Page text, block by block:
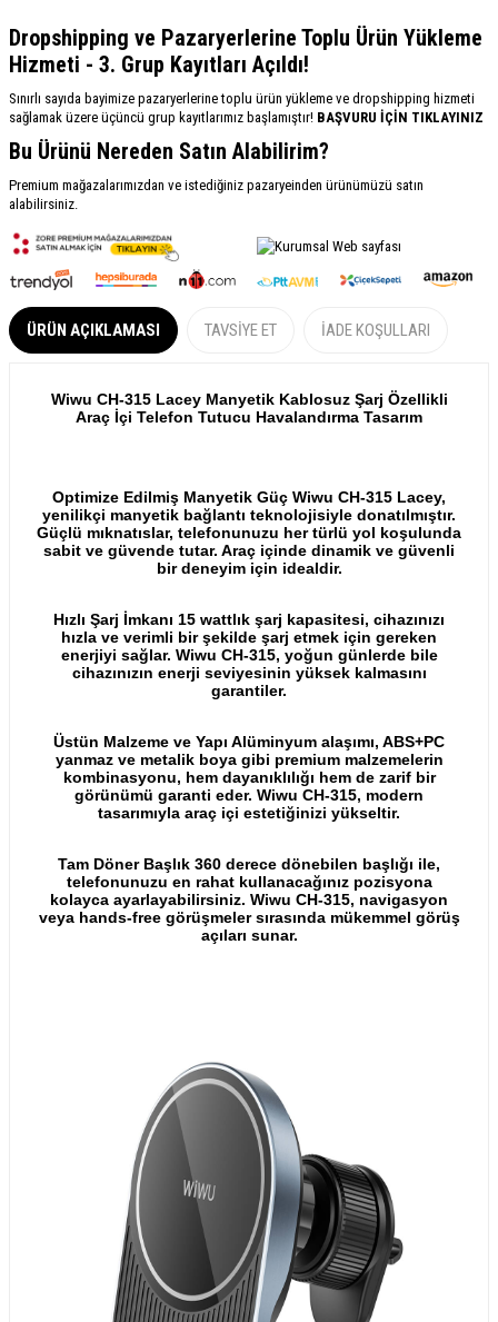
Dropshipping ve Pazaryerlerine Toplu Ürün Yükleme
Hizmeti - 3. Grup Kayıtları Açıldı!
Sınırlı sayıda bayimize pazaryerlerine toplu ürün yükleme ve dropshipping hizmeti
sağlamak üzere üçüncü grup kayıtlarımız başlamıştır! BAŞVURU İÇİN TIKLAYINIZ
Bu Ürünü Nereden Satın Alabilirim?
Premium mağazalarımızdan ve istediğiniz pazaryeinden ürünümüzü satın
alabilirsiniz.
ÜRÜN AÇIKLAMASI TAVSIYE ET İADE KOŞULLARI
Wiwu CH-315 Lacey Manyetik Kablosuz Şarj Özellikli
Araç İçi Telefon Tutucu Havalandırma Tasarım
Optimize Edilmiş Manyetik Güç Wiwu CH-315 Lacey,
yenilikçi manyetik bağlantı teknolojisiyle donatılmıştır.
Güçlü mıknatıslar, telefonunuzu her türlü yol koşulunda
sabit ve güvende tutar. Araç içinde dinamik ve güvenli
bir deneyim için idealdir.
Hızlı Şarj İmkanı 15 wattlık şarj kapasitesi, cihazınızı
hızla ve verimli bir şekilde şarj etmek için gereken
enerjiyi sağlar. Wiwu CH-315, yoğun günlerde bile
cihazınızın enerji seviyesinin yüksek kalmasını
garantiler.
Üstün Malzeme ve Yapı Alüminyum alaşımı, ABS+PC
yanmaz ve metalik boya gibi premium malzemelerin
kombinasyonu, hem dayanıklılığı hem de zarif bir
görünümü garanti eder. Wiwu CH-315, modern
tasarımıyla araç içi estetiğinizi yükseltir.
Tam Döner Başlık 360 derece dönebilen başlığı ile,
telefonunuzu en rahat kullanacağınız pozisyona
kolayca ayarlayabilirsiniz. Wiwu CH-315, navigasyon
veya hands-free görüşmeler sırasında mükemmel görüş
açıları sunar.